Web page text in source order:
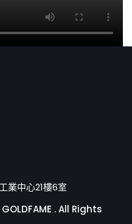
業中心21樓6室
GOLDFAME . All Rights